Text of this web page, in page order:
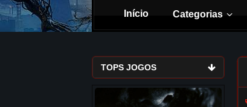
Início Categorias
TOPS JOGOS